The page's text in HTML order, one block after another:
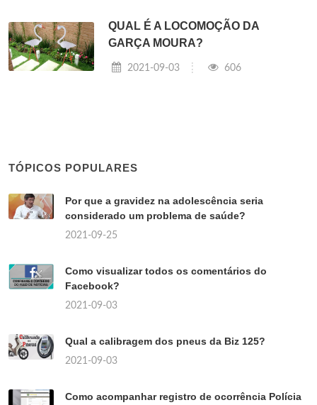
QUAL É A LOCOMOÇÃO DA
GARÇA MOURA?
2021-09-03 606
TÓPICOS POPULARES
Por que a gravidez na adolescência seria
considerado um problema de saúde?
2021-09-25
Como visualizar todos os comentários do
Facebook?
2021-09-03
Qual a calibragem dos pneus da Biz 125?
2021-09-03
Como acompanhar registro de ocorrência Polícia